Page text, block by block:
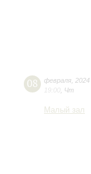
08 февраля 2024
19:00 Чт
Малый зал